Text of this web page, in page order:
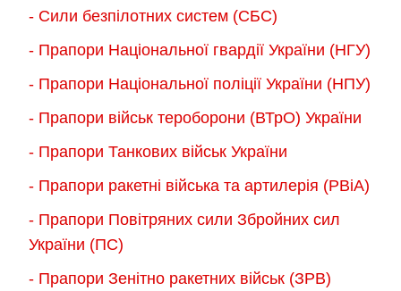
- Сили безпілотних систем (СБС)
- Прапори Національної гвардії України (НГУ)
- Прапори Національної поліції України (НПУ)
- Прапори військ тероборони (ВТрО) України
- Прапори Танкових військ України
- Прапори ракетні війська та артилерія (РВіА)
- Прапори Повітряних сили Збройних сил
України (ПС)
- Прапори Зенітно ракетних військ (ЗРВ)